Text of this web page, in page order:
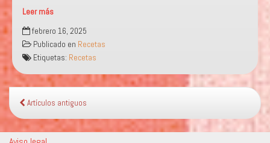
Leer más
«TORTA
DE
LARANJA
PORTUGUESA»
febrero 16, 2025
Publicado en Recetas
Etiquetas: Recetas
Artículos antiguos
Aviso legal